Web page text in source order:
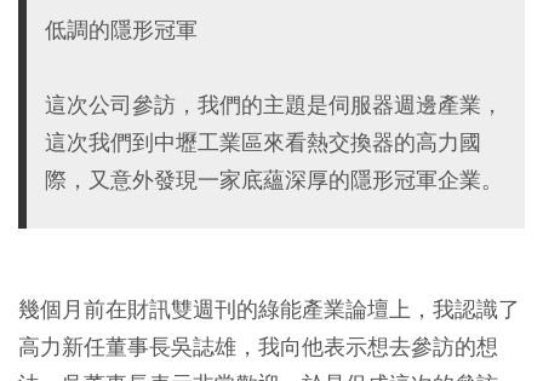
低調的隱形冠軍
這次公司參訪，我們的主題是伺服器週邊產業，
這次我們到中壢工業區來看熱交換器的高力國
際，又意外發現一家底蘊深厚的隱形冠軍企業。
幾個月前在財訊雙週刊的綠能產業論壇上，我認識了
高力新任董事長吳誌雄，我向他表示想去參訪的想